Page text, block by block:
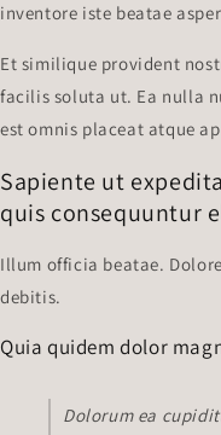
inventore iste beatae
Et similique provident
facilis soluta ut. Ea nulla
est omnis placeat atque
Sapiente ut
quis consequuntur
Illum officia beatae.
debitis.
Quia quidem dolor
Dolorum ea